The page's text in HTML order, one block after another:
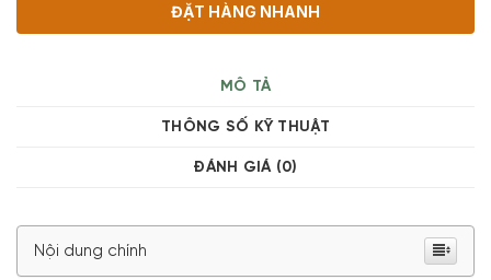
ĐẶT HÀNG NHANH
MÔ TẢ
THÔNG SỐ KỸ THUẬT
ĐÁNH GIÁ (0)
Nội dung chính